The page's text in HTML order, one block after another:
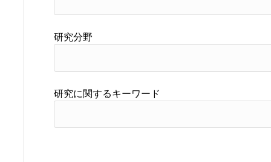
研究分野
研究に関するキーワード